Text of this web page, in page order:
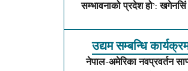
सम्भावनाको प्रदेश हो’: खगेनसिं
उद्यम सम्बन्धि
नेपाल-अमेरिका नवप्रवर्तन